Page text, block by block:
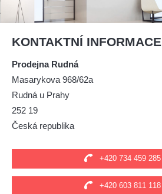
KONTAKTNÍ INFORMACE
Prodejna Rudná
Masarykova 968/62a
Rudná u Prahy
252 19
Česká republika
+420 734 459 285
+420 603 811 118